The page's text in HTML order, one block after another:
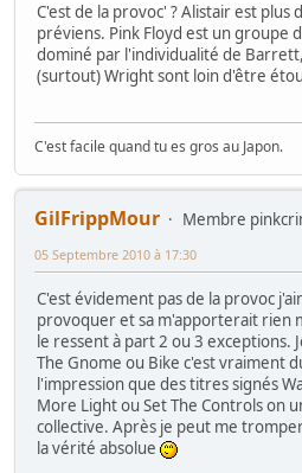
C'est de la provoc' ? Alistair est plus
préviens. Pink Floyd est un groupe
dominé par l'individualité de
(surtout) Wright sont loin d'être
C'est facile quand tu es gros au Japon.
GilFrippMour
Membre
05 Septembre 2010 à 17:30
C'est évidement pas de la provoc
provoquer et sa m'apporterait rien
le ressent à part 2 ou 3 exceptions.
The Gnome ou Bike c'est vraiment
l'impression que des titres signés
More Light ou Set The Controls on
collective. Après je peut me
la vérité absolue